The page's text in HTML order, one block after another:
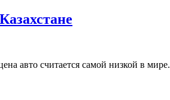
авто считается самой низкой в мире.